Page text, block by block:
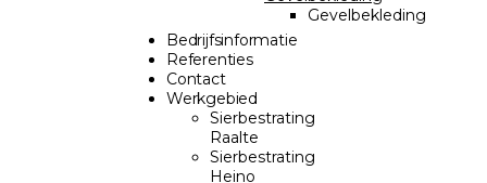
Gevelbekleding
Bedrijfsinformatie
Referenties
Contact
Werkgebied
Sierbestrating
Raalte
Sierbestrating
Heino